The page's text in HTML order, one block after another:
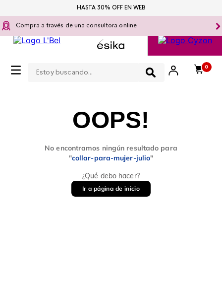
Compra a través de una consultora online
0
HASTA 30% OFF EN WEB
OOPS!
No encontramos ningún resultado para
"collar-para-mujer-julio"
¿Qué debo hacer?
Ir a página de inicio